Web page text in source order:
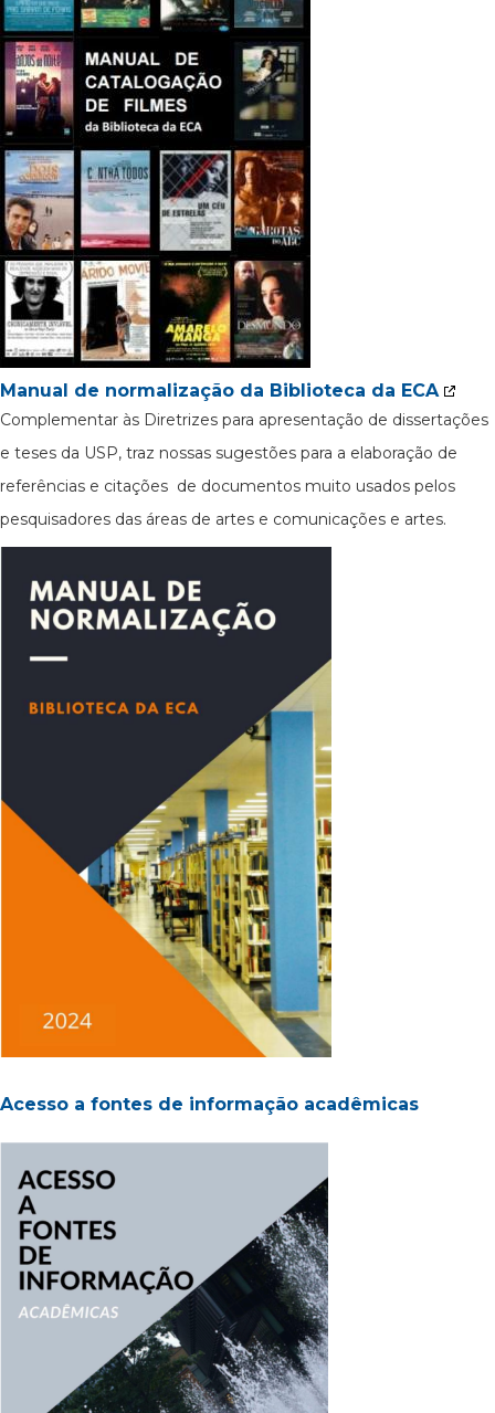
Manual de normalização da Biblioteca da ECA
Complementar às Diretrizes para apresentação de dissertações
e teses da USP, traz nossas sugestões para a elaboração de
referências e citações de documentos muito usados pelos
pesquisadores das áreas de artes e comunicações e artes.
Acesso a fontes de informação acadêmicas